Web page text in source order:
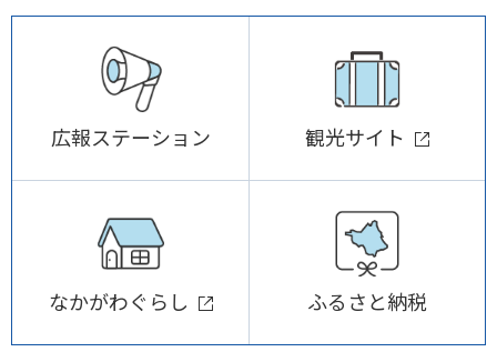
広報ステーション 観光サイト
なかがわぐらし ふるさと納税